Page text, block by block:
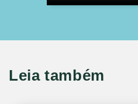
Leia também